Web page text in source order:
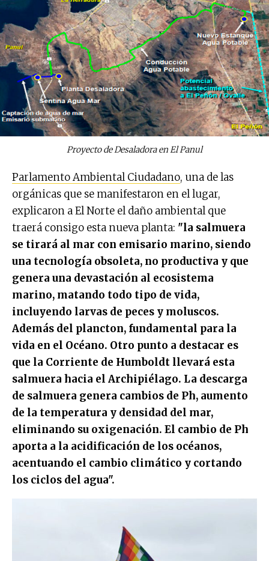
Proyecto de Desaladora en El Panul
Parlamento Ambiental Ciudadano, una de las
orgánicas que se manifestaron en el lugar,
explicaron a El Norte el daño ambiental que
traerá consigo esta nueva planta: "la salmuera
se tirará al mar con emisario marino, siendo
una tecnología obsoleta, no productiva y que
genera una devastación al ecosistema
marino, matando todo tipo de vida,
incluyendo larvas de peces y moluscos.
Además del plancton, fundamental para la
vida en el Océano. Otro punto a destacar es
que la Corriente de Humboldt llevará esta
salmuera hacia el Archipiélago. La descarga
de salmuera genera cambios de Ph, aumento
de la temperatura y densidad del mar,
eliminando su oxigenación. El cambio de Ph
aporta a la acidificación de los océanos,
acentuando el cambio climático y cortando
los ciclos del agua".